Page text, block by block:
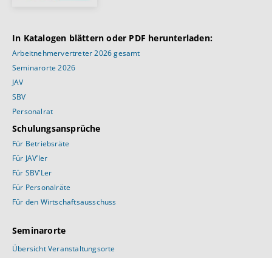
In Katalogen blättern oder PDF herunterladen:
Arbeitnehmervertreter 2026 gesamt
Seminarorte 2026
JAV
SBV
Personalrat
Schulungsansprüche
Für Betriebsräte
Für JAV’ler
Für SBV’Ler
Für Personalräte
Für den Wirtschaftsausschuss
Seminarorte
Übersicht Veranstaltungsorte